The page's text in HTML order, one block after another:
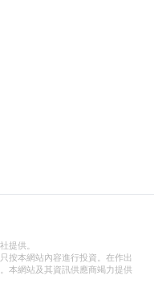
提供。
按本網站內容進行投資。在作出
本網站及其資訊供應商竭力提供